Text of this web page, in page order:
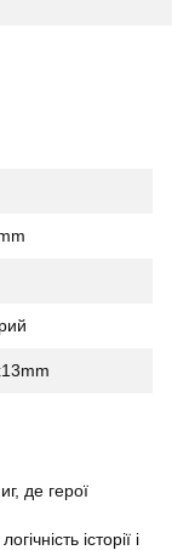
де герої
історії і